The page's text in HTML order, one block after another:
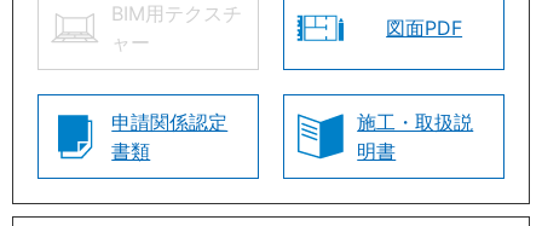
BIM用テクスチ
ャー
図面PDF
申請関係認定
書類
施工・取扱説
明書